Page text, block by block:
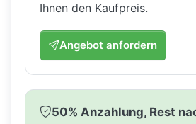
Ihnen den Kaufpreis.
Angebot anfordern
50% Anzahlung, Rest